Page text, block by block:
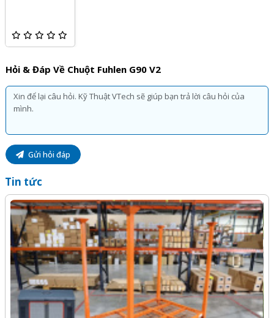
Hỏi & Đáp Về Chuột Fuhlen G90 V2
Gửi hỏi đáp
Tin tức